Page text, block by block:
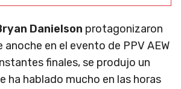
Danielson protagonizaron
en el evento de PPV AEW
finales, se produjo un
ha hablado mucho en las horas